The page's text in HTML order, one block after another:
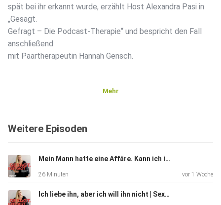
spät bei ihr erkannt wurde, erzählt Host Alexandra Pasi in
„Gesagt.
Gefragt – Die Podcast-Therapie“ und bespricht den Fall
anschließend
mit Paartherapeutin Hannah Gensch.
Mehr
Weitere Episoden
Mein Mann hatte eine Affäre. Kann ich ihm verzeihen? | Paartherapeutin Hannah Gensch
26 Minuten vor 1 Woche
Ich liebe ihn, aber ich will ihn nicht | Sexologin Sonja Ruess